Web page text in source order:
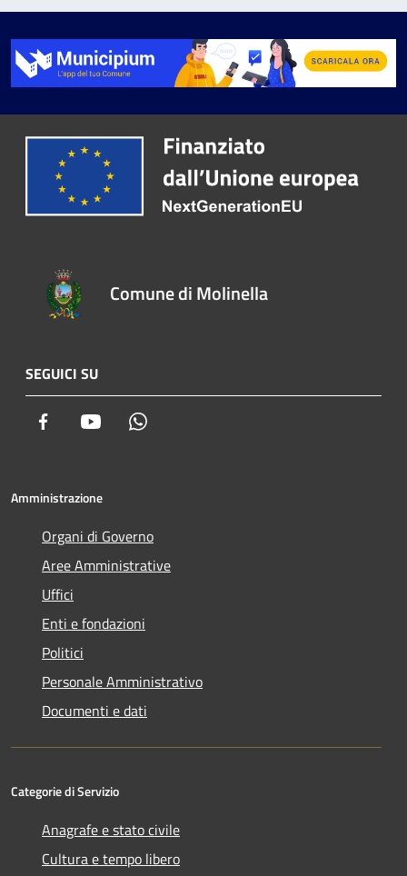
Comune di Molinella
SEGUICI SU
Facebook Youtube
Amministrazione
Organi di Governo
Aree Amministrative
Uffici
Enti e fondazioni
Politici
Personale Amministrativo
Documenti e dati
Categorie di Servizio
Anagrafe e stato civile
Cultura e tempo libero